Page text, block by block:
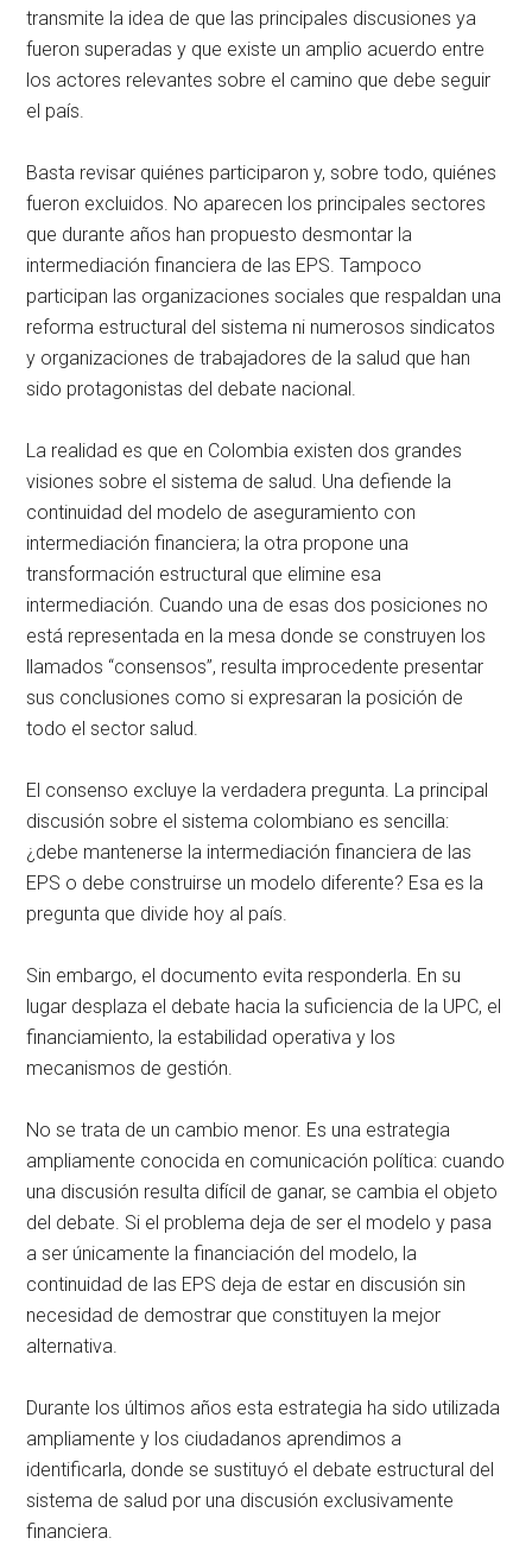
transmite la idea de que las principales discusiones ya
fueron superadas y que existe un amplio acuerdo entre
los actores relevantes sobre el camino que debe seguir
el país.
Basta revisar quiénes participaron y, sobre todo, quiénes
fueron excluidos. No aparecen los principales sectores
que durante años han propuesto desmontar la
intermediación financiera de las EPS. Tampoco
participan las organizaciones sociales que respaldan una
reforma estructural del sistema ni numerosos sindicatos
y organizaciones de trabajadores de la salud que han
sido protagonistas del debate nacional.
La realidad es que en Colombia existen dos grandes
visiones sobre el sistema de salud. Una defiende la
continuidad del modelo de aseguramiento con
intermediación financiera; la otra propone una
transformación estructural que elimine esa
intermediación. Cuando una de esas dos posiciones no
está representada en la mesa donde se construyen los
llamados “consensos”, resulta improcedente presentar
sus conclusiones como si expresaran la posición de
todo el sector salud.
El consenso excluye la verdadera pregunta. La principal
discusión sobre el sistema colombiano es sencilla:
¿debe mantenerse la intermediación financiera de las
EPS o debe construirse un modelo diferente? Esa es la
pregunta que divide hoy al país.
Sin embargo, el documento evita responderla. En su
lugar desplaza el debate hacia la suficiencia de la UPC, el
financiamiento, la estabilidad operativa y los
mecanismos de gestión.
No se trata de un cambio menor. Es una estrategia
ampliamente conocida en comunicación política: cuando
una discusión resulta difícil de ganar, se cambia el objeto
del debate. Si el problema deja de ser el modelo y pasa
a ser únicamente la financiación del modelo, la
continuidad de las EPS deja de estar en discusión sin
necesidad de demostrar que constituyen la mejor
alternativa.
Durante los últimos años esta estrategia ha sido utilizada
ampliamente y los ciudadanos aprendimos a
identificarla, donde se sustituyó el debate estructural del
sistema de salud por una discusión exclusivamente
financiera.